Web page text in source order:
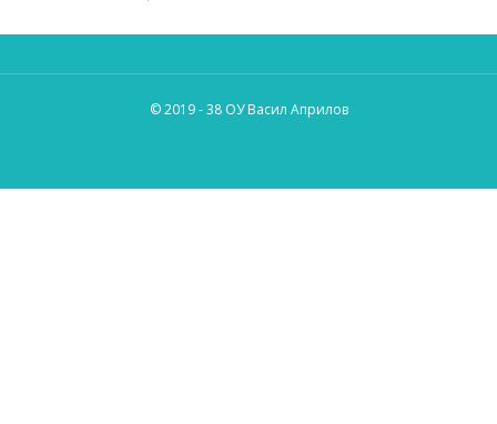
© 2019 - 38 ОУ Васил Априлов